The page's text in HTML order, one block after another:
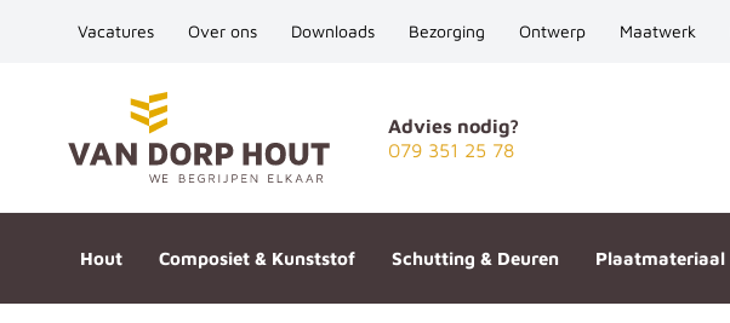
Vacatures Over ons Downloads Bezorging Ontwerp Maatwerk
Advies nodig?
079 351 25 78
Hout Composiet & Kunststof Schutting & Deuren Plaatmateriaal